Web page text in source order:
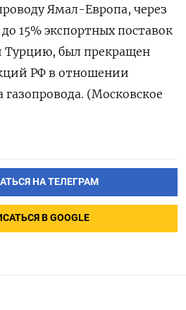
Ямал-Европа, через
15% экспортных поставок
Турцию, был прекращен
РФ в отношении
газопровода. (Московское
НА ТЕЛЕГРАМ
В GOOGLE